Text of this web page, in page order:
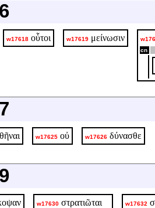
w17618 οὗτοι w17619 μείνωσιν
cn
w17625 οὐ w17626 δύνασθε
w17630 στρατιῶται w17632